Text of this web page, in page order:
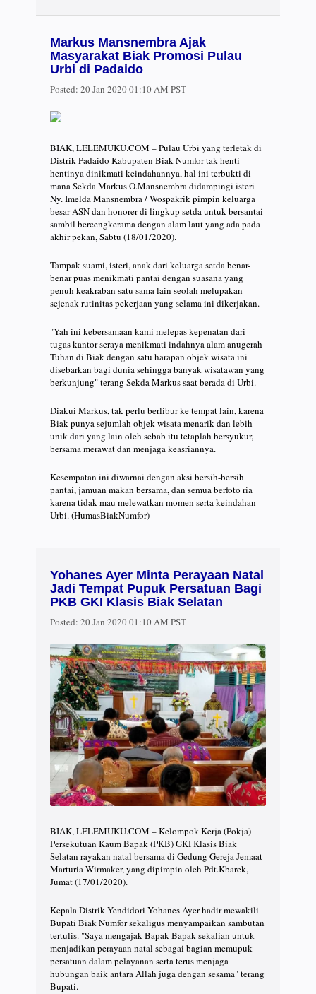
Markus Mansnembra Ajak
Masyarakat Biak Promosi Pulau
Urbi di Padaido
Posted: 20 Jan 2020 01:10 AM PST
BIAK, LELEMUKU.COM – Pulau Urbi yang terletak di
Distrik Padaido Kabupaten Biak Numfor tak henti-
hentinya dinikmati keindahannya, hal ini terbukti di
mana Sekda Markus O.Mansnembra didampingi isteri
Ny. Imelda Mansnembra / Wospakrik pimpin keluarga
besar ASN dan honorer di lingkup setda untuk bersantai
sambil bercengkerama dengan alam laut yang ada pada
akhir pekan, Sabtu (18/01/2020).
Tampak suami, isteri, anak dari keluarga setda benar-
benar puas menikmati pantai dengan suasana yang
penuh keakraban satu sama lain seolah melupakan
sejenak rutinitas pekerjaan yang selama ini dikerjakan.
"Yah ini kebersamaan kami melepas kepenatan dari
tugas kantor seraya menikmati indahnya alam anugerah
Tuhan di Biak dengan satu harapan objek wisata ini
disebarkan bagi dunia sehingga banyak wisatawan yang
berkunjung" terang Sekda Markus saat berada di Urbi.
Diakui Markus, tak perlu berlibur ke tempat lain, karena
Biak punya sejumlah objek wisata menarik dan lebih
unik dari yang lain oleh sebab itu tetaplah bersyukur,
bersama merawat dan menjaga keasriannya.
Kesempatan ini diwarnai dengan aksi bersih-bersih
pantai, jamuan makan bersama, dan semua berfoto ria
karena tidak mau melewatkan momen serta keindahan
Urbi. (HumasBiakNumfor)
Yohanes Ayer Minta Perayaan Natal
Jadi Tempat Pupuk Persatuan Bagi
PKB GKI Klasis Biak Selatan
Posted: 20 Jan 2020 01:10 AM PST
BIAK, LELEMUKU.COM – Kelompok Kerja (Pokja)
Persekutuan Kaum Bapak (PKB) GKI Klasis Biak
Selatan rayakan natal bersama di Gedung Gereja Jemaat
Marturia Wirmaker, yang dipimpin oleh Pdt.Kbarek,
Jumat (17/01/2020).
Kepala Distrik Yendidori Yohanes Ayer hadir mewakili
Bupati Biak Numfor sekaligus menyampaikan sambutan
tertulis. "Saya mengajak Bapak-Bapak sekalian untuk
menjadikan perayaan natal sebagai bagian memupuk
persatuan dalam pelayanan serta terus menjaga
hubungan baik antara Allah juga dengan sesama" terang
Bupati.